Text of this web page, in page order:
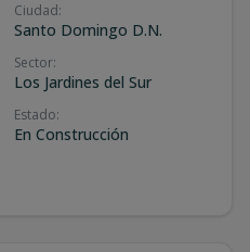
Ciudad:
Santo Domingo D.N.
Sector:
Los Jardines del Sur
Estado:
En Construcción